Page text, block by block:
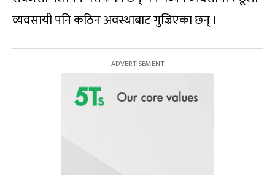
व्यवसायी पनि कठिन अवस्थाबाट गुज्रिएका छन् ।